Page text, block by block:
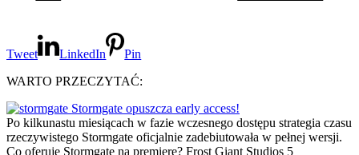
Tweet LinkedIn
Pin
WARTO PRZECZYTAĆ:
Stormgate opuszcza early access!
Po kilkunastu miesiącach w fazie wczesnego dostępu strategia czasu
rzeczywistego Stormgate oficjalnie zadebiutowała w pełnej wersji.
Co oferuje Stormgate na premierę? Frost Giant Studios 5